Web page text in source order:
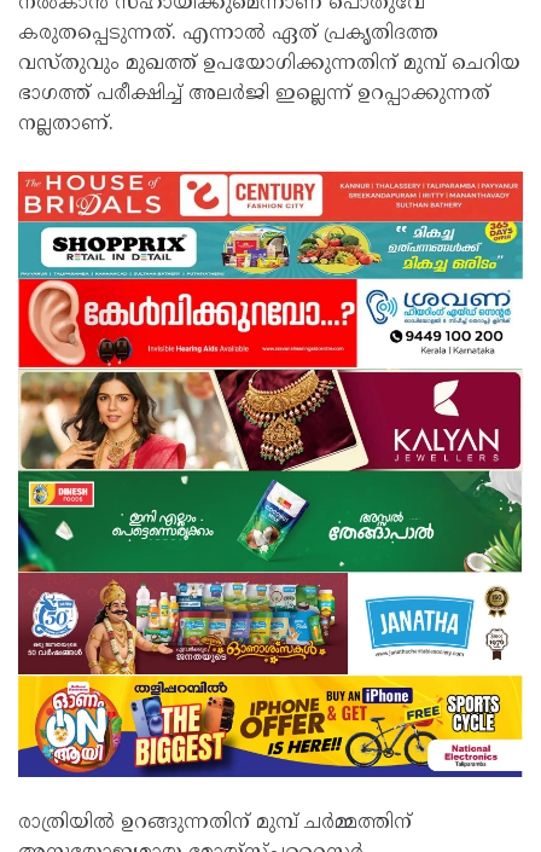
കരുതപ്പെടുന്നത്. എന്നാൽ ഏത് പ്രകൃതിദത്ത
വസ്തുവും മുഖത്ത് ഉപയോഗിക്കുന്നതിന് മുമ്പ് ചെറിയ
ഭാഗത്ത് പരീക്ഷിച്ച് അലർജി ഇല്ലെന്ന് ഉറപ്പാക്കുന്നത്
നല്ലതാണ്.
രാത്രിയിൽ ഉറങ്ങുന്നതിന് മുമ്പ് ചർമ്മത്തിന്